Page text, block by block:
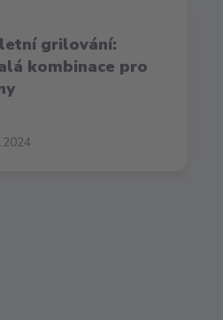
2024
grilování:
kombinace pro